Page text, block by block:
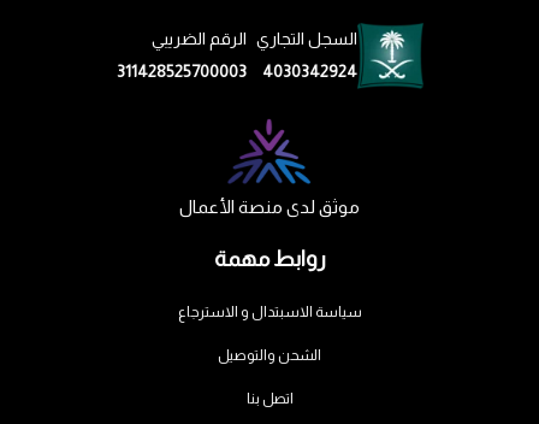
روابط مهمة
سياسة الاسبتدال و الاسترجاع
الشحن والتوصيل
اتصل بنا
السجل التجاري
4030342924
الرقم الضريبي
311428525700003
موثق لدى منصة الأعمال